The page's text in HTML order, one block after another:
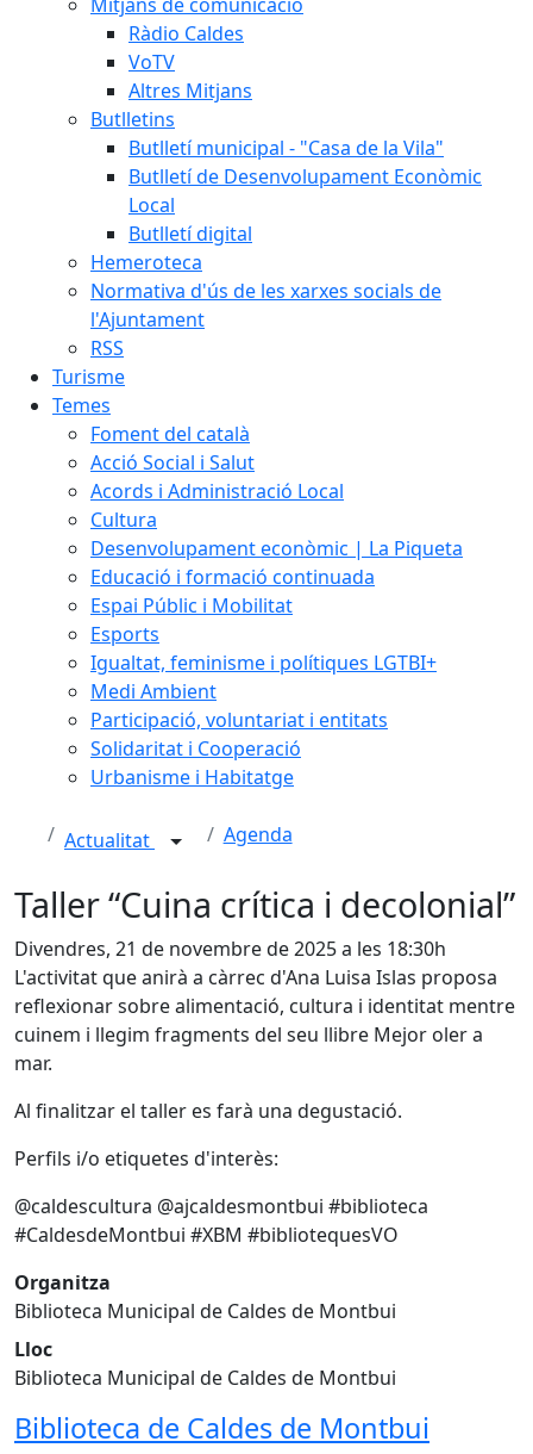
Ràdio Caldes
VoTV
Altres Mitjans
Butlletins
Butlletí municipal - "Casa de la Vila"
Butlletí de Desenvolupament Econòmic
Local
Butlletí digital
Hemeroteca
Normativa d'ús de les xarxes socials de
l'Ajuntament
RSS
Turisme
Temes
Foment del català
Acció Social i Salut
Acords i Administració Local
Cultura
Desenvolupament econòmic | La Piqueta
Educació i formació continuada
Espai Públic i Mobilitat
Esports
Igualtat, feminisme i polítiques LGTBI+
Medi Ambient
Participació, voluntariat i entitats
Solidaritat i Cooperació
Urbanisme i Habitatge
Actualitat Agenda
Taller “Cuina crítica i decolonial”
Divendres, 21 de novembre de 2025 a les 18:30h
L'activitat que anirà a càrrec d'Ana Luisa Islas proposa
reflexionar sobre alimentació, cultura i identitat mentre
cuinem i llegim fragments del seu llibre Mejor oler a
mar.
Al finalitzar el taller es farà una degustació.
Perfils i/o etiquetes d'interès:
@caldescultura @ajcaldesmontbui #biblioteca
#CaldesdeMontbui #XBM #bibliotequesVO
Organitza
Biblioteca Municipal de Caldes de Montbui
Lloc
Biblioteca Municipal de Caldes de Montbui
Biblioteca de Caldes de Montbui